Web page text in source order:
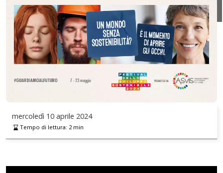
mercoledì 10 aprile 2024
Tempo di lettura: 2min